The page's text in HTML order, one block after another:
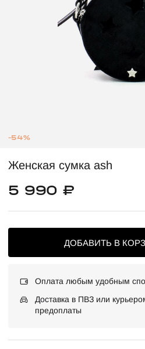
-54%
Женская сумка ash
5 990 ₽
ДОБАВИТЬ В
Оплата любым удобным
Доставка в ПВЗ или
предоплаты